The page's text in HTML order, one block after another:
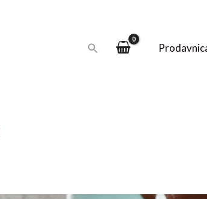
Pretraga